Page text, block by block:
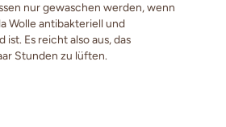
nur gewaschen werden, wenn
Wolle antibakteriell und
Es reicht also aus, das
Stunden zu lüften.